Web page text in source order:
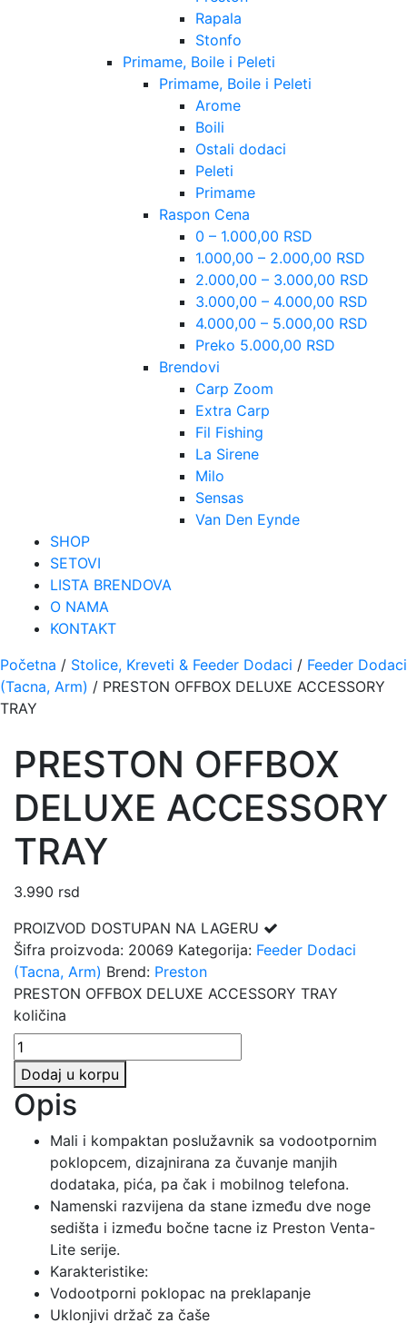
Rapala
Stonfo
Primame, Boile i Peleti
Primame, Boile i Peleti
Arome
Boili
Ostali dodaci
Peleti
Primame
Raspon Cena
0 – 1.000,00 RSD
1.000,00 – 2.000,00 RSD
2.000,00 – 3.000,00 RSD
3.000,00 – 4.000,00 RSD
4.000,00 – 5.000,00 RSD
Preko 5.000,00 RSD
Brendovi
Carp Zoom
Extra Carp
Fil Fishing
La Sirene
Milo
Sensas
Van Den Eynde
SHOP
SETOVI
LISTA BRENDOVA
O NAMA
KONTAKT
Početna / Stolice, Kreveti & Feeder Dodaci / Feeder Dodaci
(Tacna, Arm) / PRESTON OFFBOX DELUXE ACCESSORY
TRAY
PRESTON OFFBOX
DELUXE ACCESSORY
TRAY
3.990 rsd
PROIZVOD DOSTUPAN NA LAGERU
Šifra proizvoda: 20069 Kategorija: Feeder Dodaci
(Tacna, Arm) Brend: Preston
PRESTON OFFBOX DELUXE ACCESSORY TRAY
količina
Dodaj u korpu
Opis
Mali i kompaktan poslužavnik sa vodootpornim
poklopcem, dizajnirana za čuvanje manjih
dodataka, pića, pa čak i mobilnog telefona.
Namenski razvijena da stane između dve noge
sedišta i između bočne tacne iz Preston Venta-
Lite serije.
Karakteristike:
Vodootporni poklopac na preklapanje
Uklonjivi držač za čaše